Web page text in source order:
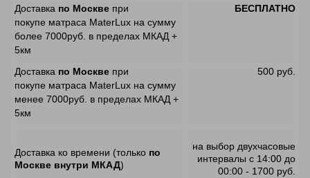
Доставка по Москве при
покупе матраса MaterLux на сумму
более 7000руб. в пределах МКАД +
5км
БЕСПЛАТНО
Доставка по Москве при
покупе матраса MaterLux на сумму
менее 7000руб. в пределах МКАД +
5км
500 руб.
Доставка ко времени (только по
Москве внутри МКАД)
на выбор двухчасовые
интервалы с 14:00 до
00:00 - 1700 руб.